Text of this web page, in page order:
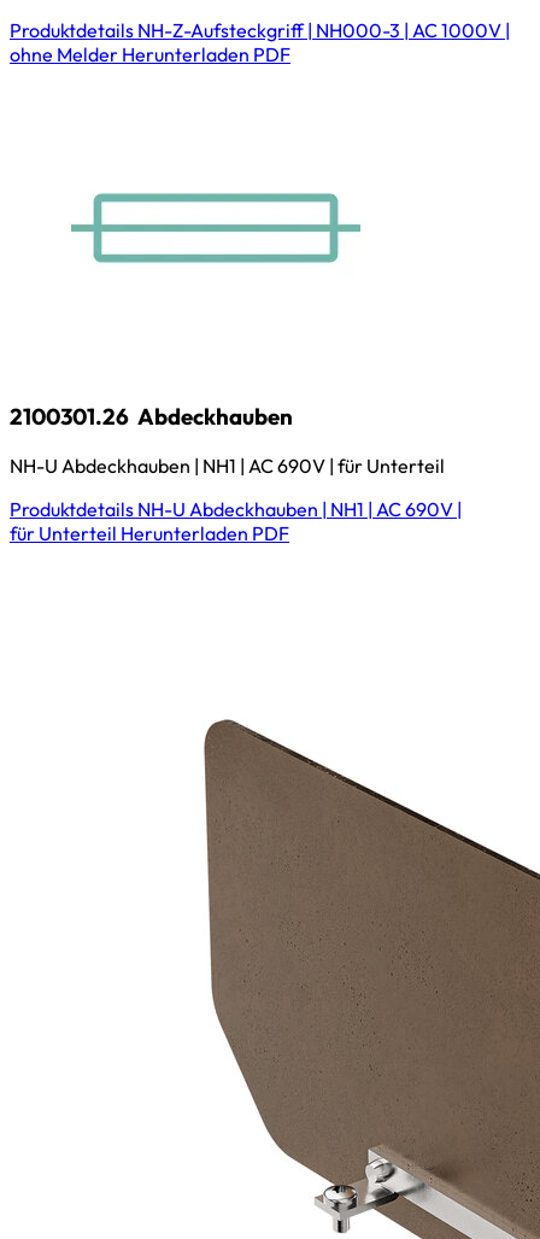
Produktdetails NH-Z-Aufsteckgriff | NH000-3 | AC 1000V |
ohne Melder Herunterladen PDF
2100301.26 Abdeckhauben
NH-U Abdeckhauben | NH1 | AC 690V | für Unterteil
Produktdetails NH-U Abdeckhauben | NH1 | AC 690V |
für Unterteil Herunterladen PDF